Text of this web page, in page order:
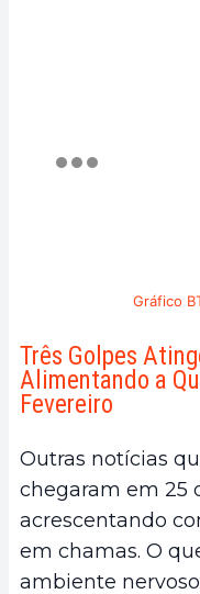
Gráfico
Três Golpes
Alimentando a
Fevereiro
Outras notícias
chegaram em 25
acrescentando
em chamas. O
ambiente